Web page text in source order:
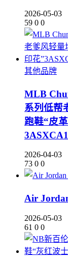
2026-05-03
59 0 0
其他品牌
MLB
系列低帮
跑鞋“皮
2026-04-03
73 0 0
Air
2026-05-03
61 0 0